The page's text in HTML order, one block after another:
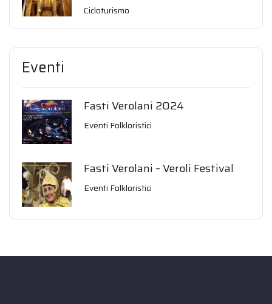
Cicloturismo
Eventi
Fasti Verolani 2024
Eventi Folkloristici
Fasti Verolani – Veroli Festival
Eventi Folkloristici